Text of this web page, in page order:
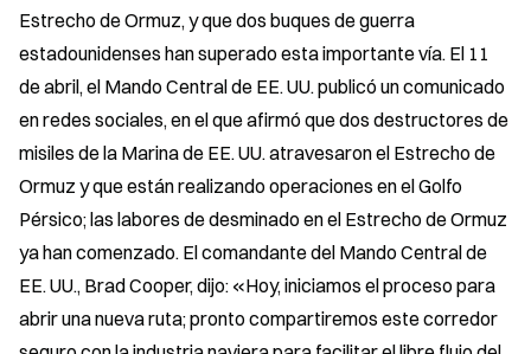
Estrecho de Ormuz, y que dos buques de guerra
estadounidenses han superado esta importante vía. El 11
de abril, el Mando Central de EE. UU. publicó un comunicado
en redes sociales, en el que afirmó que dos destructores de
misiles de la Marina de EE. UU. atravesaron el Estrecho de
Ormuz y que están realizando operaciones en el Golfo
Pérsico; las labores de desminado en el Estrecho de Ormuz
ya han comenzado. El comandante del Mando Central de
EE. UU., Brad Cooper, dijo: «Hoy, iniciamos el proceso para
abrir una nueva ruta; pronto compartiremos este corredor